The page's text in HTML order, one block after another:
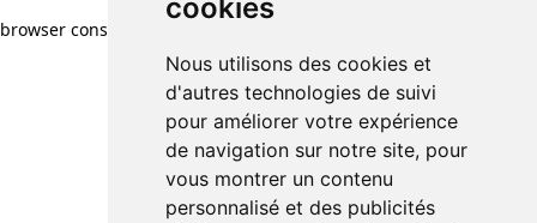
cookies
Nous utilisons des cookies et
d'autres technologies de suivi
pour améliorer votre expérience
de navigation sur notre site, pour
vous montrer un contenu
personnalisé et des publicités
browser console for more information)